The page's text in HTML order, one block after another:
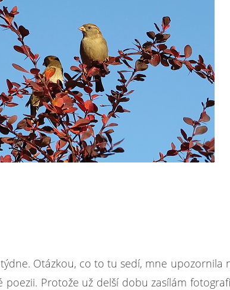
Otázkou, co to tu sedí, mne upozornila
poezii. Protože už delší dobu zasílám